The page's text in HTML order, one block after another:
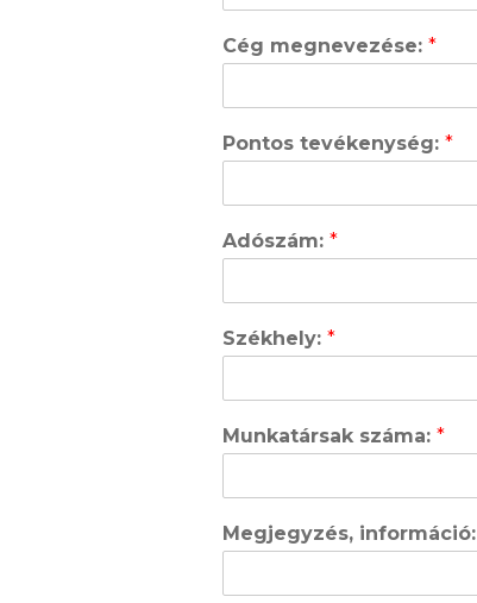
Cég megnevezése: *
Pontos tevékenység: *
Adószám: *
Székhely: *
Munkatársak száma: *
Megjegyzés, információ: